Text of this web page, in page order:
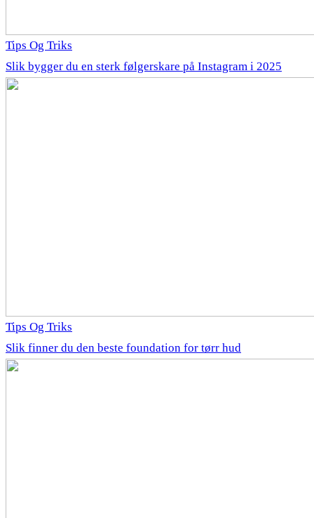
Tips Og Triks
Slik bygger du en sterk følgerskare på Instagram i 2025
Tips Og Triks
Slik finner du den beste foundation for tørr hud